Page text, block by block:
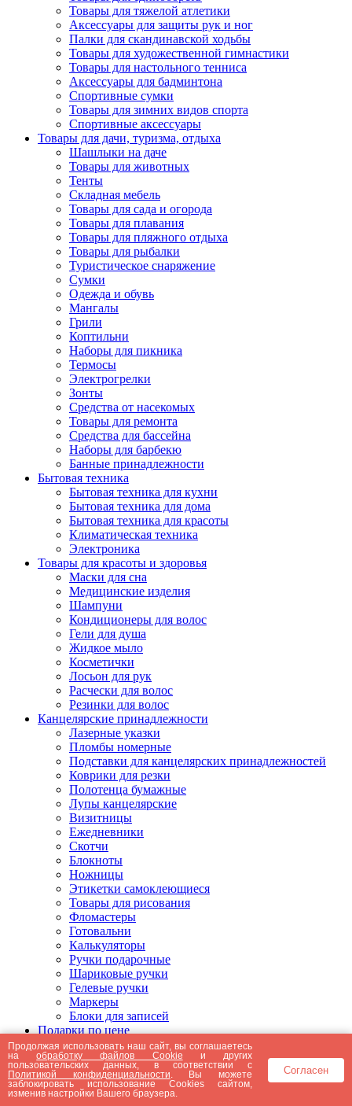
Товары для тяжелой атлетики
Аксессуары для защиты рук и ног
Палки для скандинавской ходьбы
Товары для художественной гимнастики
Товары для настольного тенниса
Аксессуары для бадминтона
Спортивные сумки
Товары для зимних видов спорта
Спортивные аксессуары
Товары для дачи, туризма, отдыха
Шашлыки на даче
Товары для животных
Тенты
Складная мебель
Товары для сада и огорода
Товары для плавания
Товары для пляжного отдыха
Товары для рыбалки
Туристическое снаряжение
Сумки
Одежда и обувь
Мангалы
Грили
Коптильни
Наборы для пикника
Термосы
Электрогрелки
Зонты
Средства от насекомых
Товары для ремонта
Средства для бассейна
Наборы для барбекю
Банные принадлежности
Бытовая техника
Бытовая техника для кухни
Бытовая техника для дома
Бытовая техника для красоты
Климатическая техника
Электроника
Товары для красоты и здоровья
Маски для сна
Медицинские изделия
Шампуни
Кондиционеры для волос
Гели для душа
Жидкое мыло
Косметички
Лосьон для рук
Расчески для волос
Резинки для волос
Канцелярские принадлежности
Лазерные указки
Пломбы номерные
Подставки для канцелярских принадлежностей
Коврики для резки
Полотенца бумажные
Лупы канцелярские
Визитницы
Ежедневники
Скотчи
Блокноты
Ножницы
Этикетки самоклеющиеся
Товары для рисования
Фломастеры
Готовальни
Калькуляторы
Ручки подарочные
Шариковые ручки
Гелевые ручки
Маркеры
Блоки для записей
Подарки по цене
Подарки от 5000 рублей
Подарки до 5000 рублей
Подарки до 3000 рублей
Подарки до 2000 рублей
Подарки до 1000 рублей
Продолжая использовать наш сайт, вы соглашаетесь
наобработку файлов Cookie и других
пользовательских данных, в соответствии с
Политикой конфиденциальности . Вы можете
заблокировать использование Cookies сайтом,
изменив настройки Вашего браузера.
Согласен